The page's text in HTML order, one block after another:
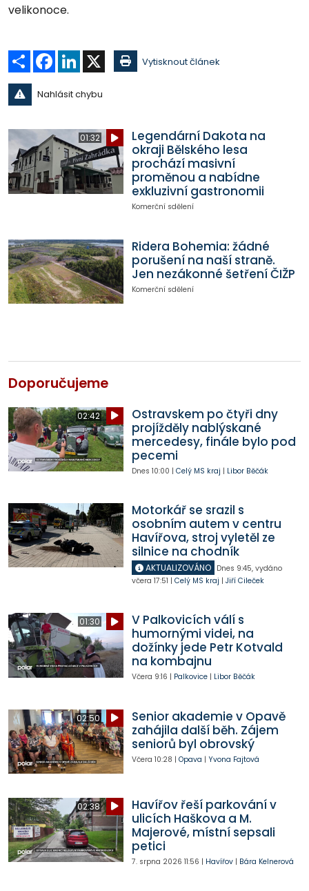
velikonoce.
Sdílet Facebook
LinkedIn Vytisknout článek
Nahlásit chybu
01:32
Legendární Dakota na
okraji Bělského lesa
prochází masivní
proměnou a nabídne
exkluzivní gastronomii
Komerční sdělení
Ridera Bohemia: žádné
porušení na naší straně.
Jen nezákonné šetření ČIŽP
Komerční sdělení
Doporučujeme
02:42
Ostravskem po čtyři dny
projížděly nablýskané
mercedesy, finále bylo pod
pecemi
Dnes 10:00 | Celý MS kraj | Libor Běčák
Motorkář se srazil s
osobním autem v centru
Havířova, stroj vyletěl ze
silnice na chodník
AKTUALIZOVÁNO Dnes 9:45, vydáno
včera 17:51 | Celý MS kraj | Jiří Cileček
01:30
V Palkovicích válí s
humornými videi, na
dožínky jede Petr Kotvald
na kombajnu
Včera 9:16 | Palkovice| Libor Běčák
02:50
Senior akademie v Opavě
zahájila další běh. Zájem
seniorů byl obrovský
Včera 10:28 | Opava | Yvona Fajtová
02:38
Havířov řeší parkování v
ulicích Haškova a M.
Majerové, místní sepsali
petici
7. srpna 2026 11:56 | Havířov| Bára Kelnerová